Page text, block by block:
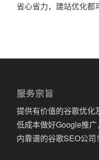
省心省力，建站优化都
服务宗旨
提供有价值的谷歌优化
低成本做好Google推
内靠谱的谷歌SEO公司！